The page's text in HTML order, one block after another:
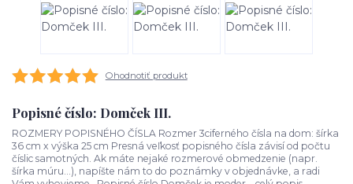
Ohodnotiť produkt
Popisné číslo: Domček III.
ROZMERY POPISNÉHO ČÍSLA Rozmer 3ciferného čísla na dom: šírka
36 cm x výška 25 cm Presná veľkosť popisného čísla závisí od počtu
číslic samotných. Ak máte nejaké rozmerové obmedzenie (napr.
šírka múru...), napíšte nám to do poznámky v objednávke, a radi